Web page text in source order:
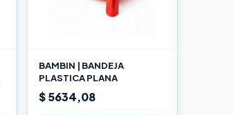
BAMBIN | BANDEJA
PLASTICA PLANA
$ 5634,08